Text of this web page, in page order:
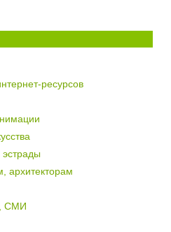
ресурсов
эстрады
архитекторам
СМИ